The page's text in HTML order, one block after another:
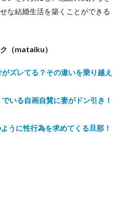
な結婚生活を築くことができる
（mataiku）
ズレてる？その違いを乗り越え
いる自画自賛に妻がドン引き！
うに性行為を求めてくる旦那！